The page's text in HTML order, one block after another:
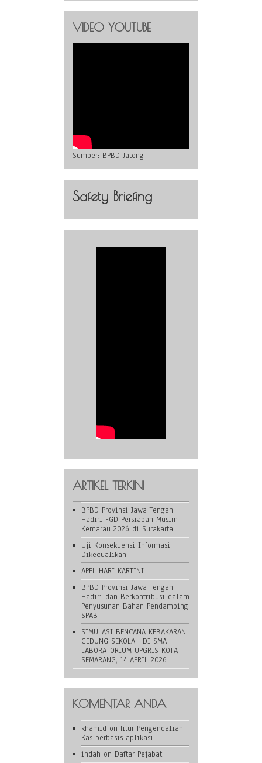
VIDEO YOUTUBE
Sumber: BPBD Jateng
Safety Briefing
ARTIKEL TERKINI
BPBD Provinsi Jawa Tengah
Hadiri FGD Persiapan Musim
Kemarau 2026 di Surakarta
Uji Konsekuensi Informasi
Dikecualikan
APEL HARI KARTINI
BPBD Provinsi Jawa Tengah
Hadiri dan Berkontribusi dalam
Penyusunan Bahan Pendamping
SPAB
SIMULASI BENCANA KEBAKARAN
GEDUNG SEKOLAH DI SMA
LABORATORIUM UPGRIS KOTA
SEMARANG, 14 APRIL 2026
KOMENTAR ANDA
khamid on fitur Pengendalian
Kas berbasis aplikasi
indah on Daftar Pejabat